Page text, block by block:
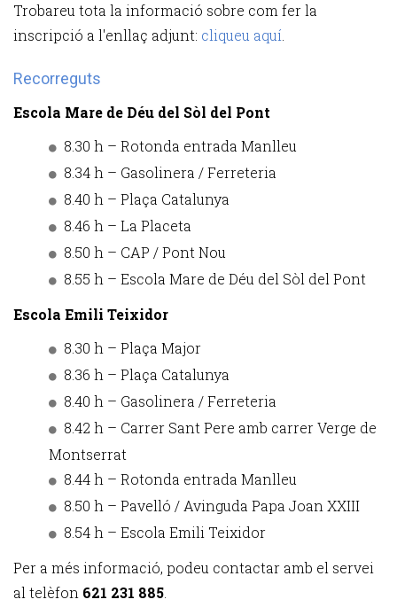
Trobareu tota la informació sobre com fer la
inscripció a l'enllaç adjunt: cliqueu aquí
Recorreguts
Escola Mare de Déu del Sòl del Pont
8.30 h – Rotonda entrada Manlleu
8.34 h – Gasolinera / Ferreteria
8.40 h – Plaça Catalunya
8.46 h – La Placeta
8.50 h – CAP / Pont Nou
8.55 h – Escola Mare de Déu del Sòl del Pont
Escola Emili Teixidor
8.30 h – Plaça Major
8.36 h – Plaça Catalunya
8.40 h – Gasolinera / Ferreteria
8.42 h – Carrer Sant Pere amb carrer Verge de
Montserrat
8.44 h – Rotonda entrada Manlleu
8.50 h – Pavelló / Avinguda Papa Joan XXIII
8.54 h – Escola Emili Teixidor
Per a més informació, podeu contactar amb el servei
al telèfon 621 231 885